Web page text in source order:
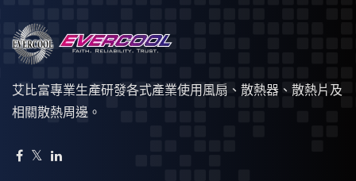
艾比富專業生產研發各式產業使用風扇、散熱器、散熱片及
相關散熱周邊。